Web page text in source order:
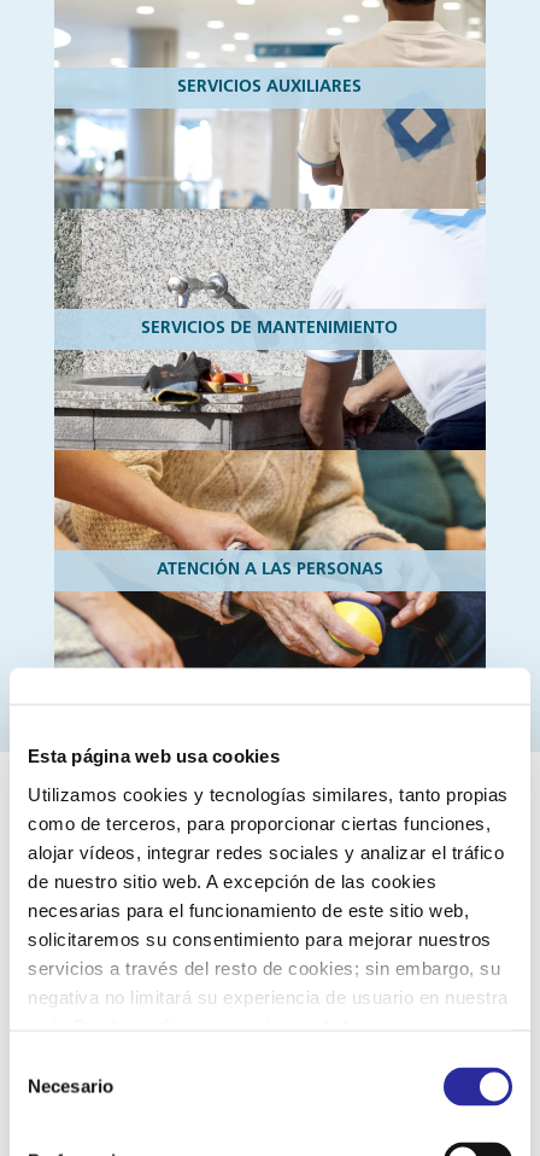
Esta página web usa cookies
Utilizamos cookies y tecnologías similares, tanto propias
como de terceros, para proporcionar ciertas funciones,
alojar vídeos, integrar redes sociales y analizar el tráfico
de nuestro sitio web. A excepción de las cookies
necesarias para el funcionamiento de este sitio web,
solicitaremos su consentimiento para mejorar nuestros
servicios a través del resto de cookies; sin embargo, su
negativa no limitará su experiencia de usuario en nuestra
más información, puede consultar nuestra
Política de
Necesario
SERVICIOS AUXILIARES
SERVICIOS DE MANTENIMIENTO
ATENCIÓN A LAS PERSONAS
CERTIFICADOS
Medioambiente, y Seguridad y Salud en el trabajo.